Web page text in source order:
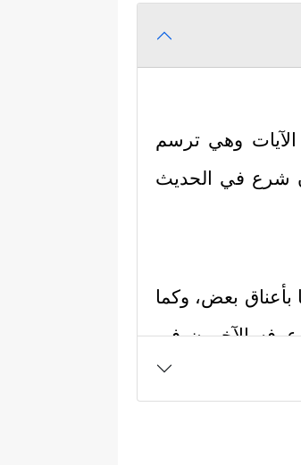
الآيات وهي ترسم
شرع في الحديث
بأعناق بعض، وكما
عرفه الآخرون في